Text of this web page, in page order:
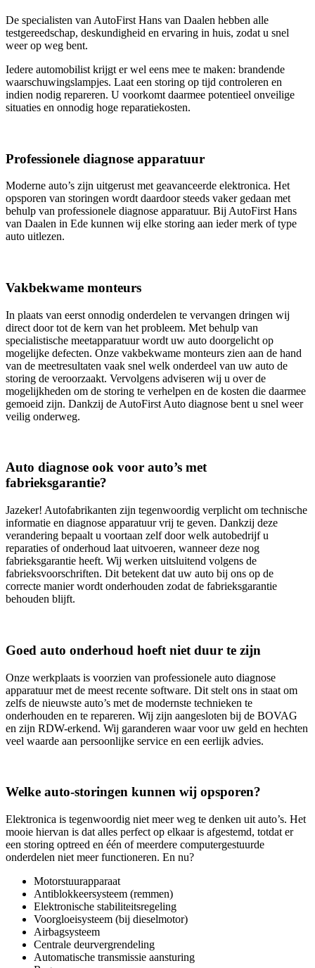
De specialisten van AutoFirst Hans van Daalen hebben alle
testgereedschap, deskundigheid en ervaring in huis, zodat u snel
weer op weg bent.
Iedere automobilist krijgt er wel eens mee te maken: brandende
waarschuwingslampjes. Laat een storing op tijd controleren en
indien nodig repareren. U voorkomt daarmee potentieel onveilige
situaties en onnodig hoge reparatiekosten.
Professionele diagnose apparatuur
Moderne auto’s zijn uitgerust met geavanceerde elektronica. Het
opsporen van storingen wordt daardoor steeds vaker gedaan met
behulp van professionele diagnose apparatuur. Bij AutoFirst Hans
van Daalen in Ede kunnen wij elke storing aan ieder merk of type
auto uitlezen.
Vakbekwame monteurs
In plaats van eerst onnodig onderdelen te vervangen dringen wij
direct door tot de kern van het probleem. Met behulp van
specialistische meetapparatuur wordt uw auto doorgelicht op
mogelijke defecten. Onze vakbekwame monteurs zien aan de hand
van de meetresultaten vaak snel welk onderdeel van uw auto de
storing de veroorzaakt. Vervolgens adviseren wij u over de
mogelijkheden om de storing te verhelpen en de kosten die daarmee
gemoeid zijn. Dankzij de AutoFirst Auto diagnose bent u snel weer
veilig onderweg.
Auto diagnose ook voor auto’s met
fabrieksgarantie?
Jazeker! Autofabrikanten zijn tegenwoordig verplicht om technische
informatie en diagnose apparatuur vrij te geven. Dankzij deze
verandering bepaalt u voortaan zelf door welk autobedrijf u
reparaties of onderhoud laat uitvoeren, wanneer deze nog
fabrieksgarantie heeft. Wij werken uitsluitend volgens de
fabrieksvoorschriften. Dit betekent dat uw auto bij ons op de
correcte manier wordt onderhouden zodat de fabrieksgarantie
behouden blijft.
Goed auto onderhoud hoeft niet duur te zijn
Onze werkplaats is voorzien van professionele auto diagnose
apparatuur met de meest recente software. Dit stelt ons in staat om
zelfs de nieuwste auto’s met de modernste technieken te
onderhouden en te repareren. Wij zijn aangesloten bij de BOVAG
en zijn RDW-erkend. Wij garanderen waar voor uw geld en hechten
veel waarde aan persoonlijke service en een eerlijk advies.
Welke auto-storingen kunnen wij opsporen?
Elektronica is tegenwoordig niet meer weg te denken uit auto’s. Het
mooie hiervan is dat alles perfect op elkaar is afgestemd, totdat er
een storing optreed en één of meerdere computergestuurde
onderdelen niet meer functioneren. En nu?
Motorstuurapparaat
Antiblokkeersysteem (remmen)
Elektronische stabiliteitsregeling
Voorgloeisysteem (bij dieselmotor)
Airbagsysteem
Centrale deurvergrendeling
Automatische transmissie aansturing